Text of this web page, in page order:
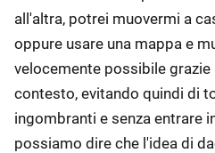
all'altra, potrei muovermi a
oppure usare una mappa e
velocemente possibile grazie
contesto, evitando quindi di
ingombranti e senza entrare
possiamo dire che l'idea di